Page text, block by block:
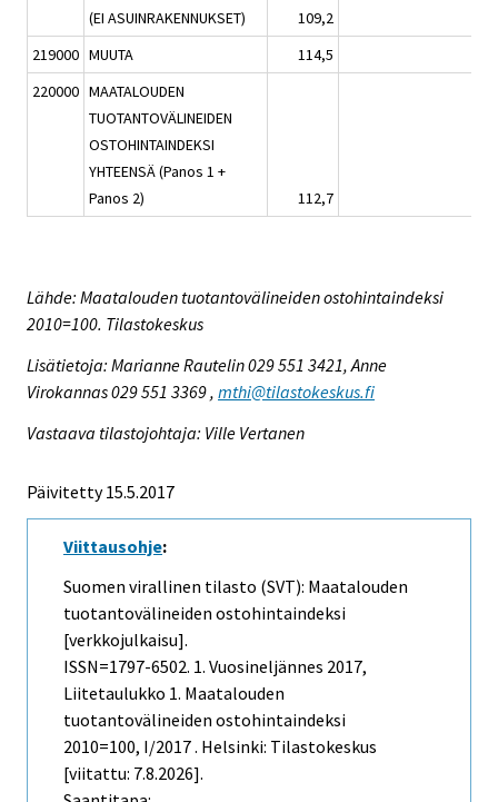
(EI ASUINRAKENNUKSET)
109,2
219000 MUUTA 114,5
220000 MAATALOUDEN
TUOTANTOVÄLINEIDEN
OSTOHINTAINDEKSI
YHTEENSÄ (Panos 1 +
Panos 2)
112,7
Lähde: Maatalouden tuotantovälineiden ostohintaindeksi
2010=100. Tilastokeskus
Lisätietoja: Marianne Rautelin 029 551 3421, Anne
Virokannas 029 551 3369 , mthi@tilastokeskus.fi
Vastaava tilastojohtaja: Ville Vertanen
Päivitetty 15.5.2017
Viittausohje:
Suomen virallinen tilasto (SVT): Maatalouden
tuotantovälineiden ostohintaindeksi
[verkkojulkaisu].
ISSN=1797-6502. 1. Vuosineljännes 2017,
Liitetaulukko 1. Maatalouden
tuotantovälineiden ostohintaindeksi
2010=100, I/2017 . Helsinki: Tilastokeskus
[viitattu: 7.8.2026].